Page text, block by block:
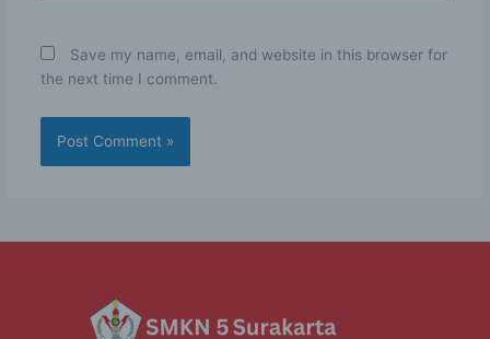
Save my name, email, and website in this browser for
the next time I comment.